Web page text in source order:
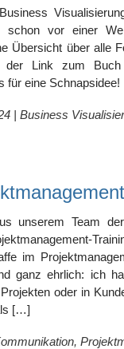
schon vor einer
Übersicht über alle
Link zum
für eine
| Business
unserem Team
im
ganz ehrlich: ich
oder in
[…]
,